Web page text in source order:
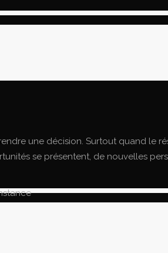
une décision. Surtout quand le
se présentent, de nouvelles